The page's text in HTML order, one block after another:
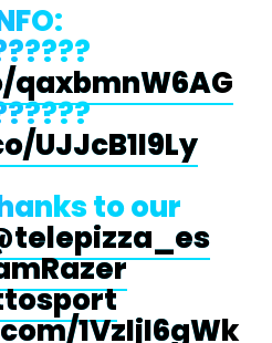
UJJcB1I9Ly
to our
1VzIjI6gWk